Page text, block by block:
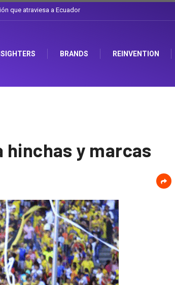
Corporación Favorita
BRANDS REINVENTION
y marcas